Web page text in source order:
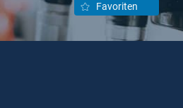
Favoriten